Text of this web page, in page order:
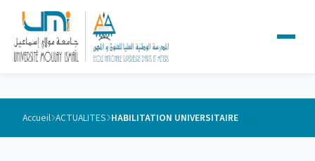
Accueil ACTUALITES HABILITATION UNIVERSITAIRE